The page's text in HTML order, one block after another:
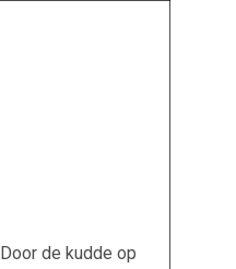
Door de kudde op